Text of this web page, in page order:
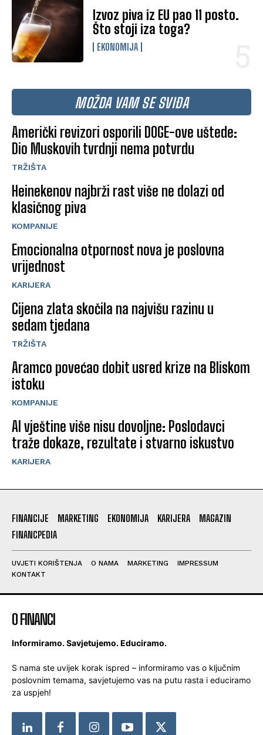
Izvoz piva iz EU pao 11 posto.
Što stoji iza toga?
EKONOMIJA
MOŽDA VAM SE SVIĐA
Američki revizori osporili DOGE-ove uštede:
Dio Muskovih tvrdnji nema potvrdu
TRŽIŠTA
Heinekenov najbrži rast više ne dolazi od
klasičnog piva
KOMPANIJE
Emocionalna otpornost nova je poslovna
vrijednost
KARIJERA
Cijena zlata skočila na najvišu razinu u
sedam tjedana
TRŽIŠTA
Aramco povećao dobit usred krize na Bliskom
istoku
KOMPANIJE
AI vještine više nisu dovoljne: Poslodavci
traže dokaze, rezultate i stvarno iskustvo
KARIJERA
FINANCIJE MARKETING EKONOMIJA KARIJERA
MAGAZIN
FINANCPEDIA
UVJETI KORIŠTENJA O NAMA MARKETING
IMPRESSUM
KONTAKT
O FINANCI
Informiramo. Savjetujemo. Educiramo.
S nama ste uvijek korak ispred – informiramo vas o ključnim
poslovnim temama, savjetujemo vas na putu rasta i educiramo
za uspjeh!